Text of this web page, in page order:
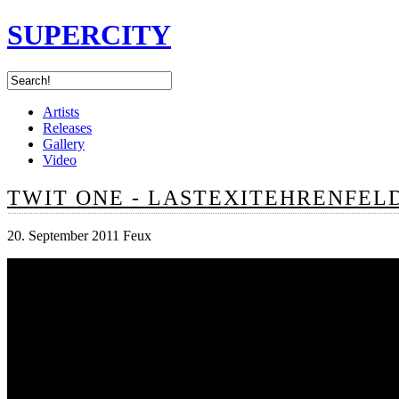
SUPERCITY
Artists
Releases
Gallery
Video
TWIT ONE -
20. September 2011 Feux